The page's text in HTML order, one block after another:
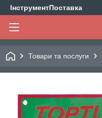
ІнструментПоставка
Товари та послуги